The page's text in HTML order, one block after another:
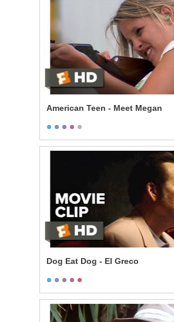
American Teen - Meet Megan
Dog Eat Dog - El Greco